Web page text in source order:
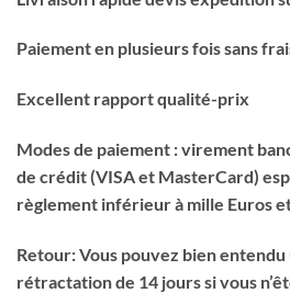
Paiement en plusieurs fois sans
Excellent rapport qualité-prix
Modes de paiement : virement
de crédit (VISA et MasterCard)
règlement inférieur à mille Euros
Retour: Vous pouvez bien
rétractation de 14 jours si vous